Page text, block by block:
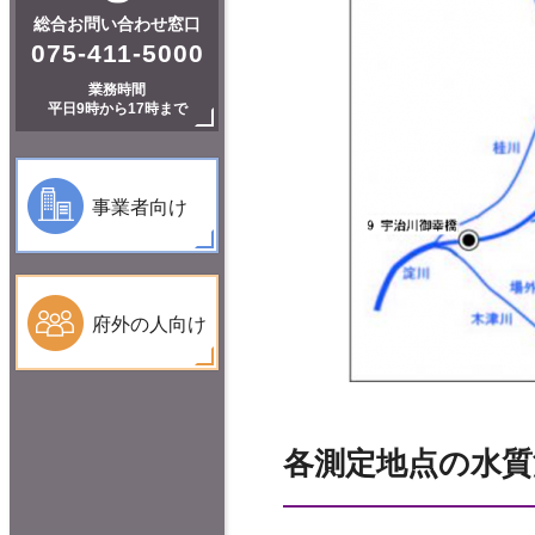
総合お問い合わせ窓口
075-411-5000
業務時間
平日9時から17時まで
事業者向け
府外の人向け
各測定地点の水